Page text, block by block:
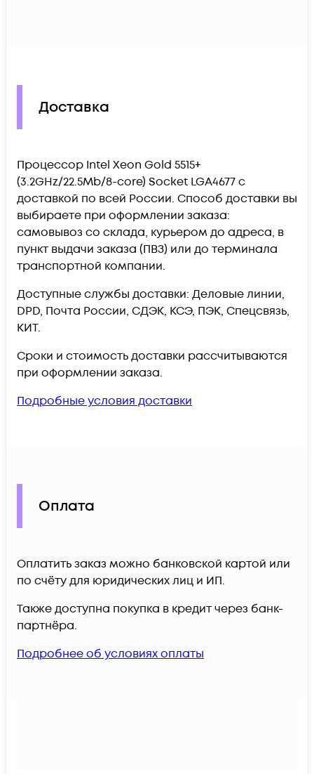
Доставка
Процессор Intel Xeon Gold 5515+
(3.2GHz/22.5Mb/8-core) Socket LGA4677 c
доставкой по всей России. Способ доставки вы
выбираете при оформлении заказа:
самовывоз со склада, курьером до адреса, в
пункт выдачи заказа (ПВЗ) или до терминала
транспортной компании.
Доступные службы доставки: Деловые линии,
DPD, Почта России, СДЭК, КСЭ, ПЭК, Спецсвязь,
КИТ.
Сроки и стоимость доставки рассчитываются
при оформлении заказа.
Подробные условия доставки
Оплата
Оплатить заказ можно банковской картой или
по счёту для юридических лиц и ИП.
Также доступна покупка в кредит через банк-
партнёра.
Подробнее об условиях оплаты